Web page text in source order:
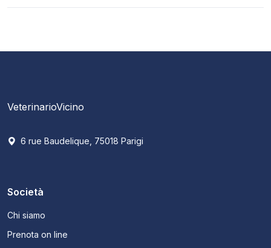
VeterinarioVicino
6 rue Baudelique, 75018 Parigi
Società
Chi siamo
Prenota on line